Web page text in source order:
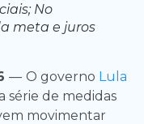
No
meta e juros
— O governo Lula
série de medidas
movimentar